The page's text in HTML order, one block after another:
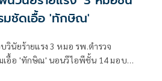
มชัดเอื้อ 'ทักษิณ'
วินัยร้ายแรง 3 หมอ รพ.ตำรวจ
อื้อ 'ทักษิณ' นอนวีไอพีชั้น 14 มอบ